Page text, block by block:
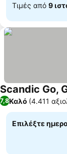
Τιμές από 9
Scandic Go,
7,8Καλό (4.411
Επιλέξτε